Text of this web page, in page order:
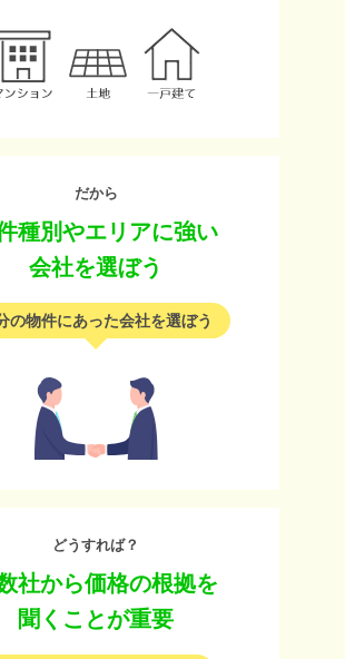
だから
種別やエリアに強い
会社を選ぼう
の物件にあった会社を選ぼう
どうすれば？
社から価格の根拠を
聞くことが重要